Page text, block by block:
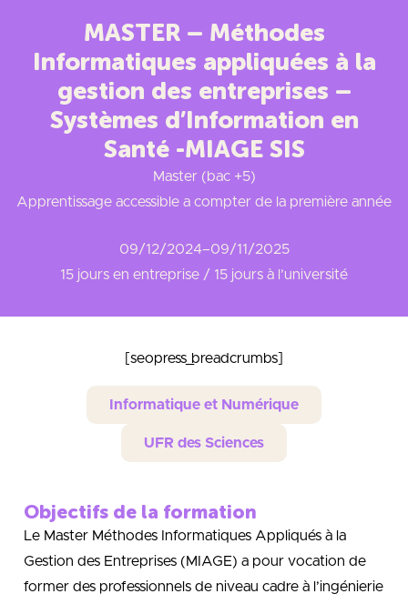
MASTER – Méthodes
Informatiques appliquées à la
gestion des entreprises –
Systèmes d’Information en
Santé -MIAGE SIS
Master (bac +5)
Apprentissage accessible a compter de la première année
09/12/2024–09/11/2025
15 jours en entreprise / 15 jours à l’université
[seopress_breadcrumbs]
Informatique et Numérique
UFR des Sciences
Objectifs de la formation
Le Master Méthodes Informatiques Appliqués à la
Gestion des Entreprises (MIAGE) a pour vocation de
former des professionnels de niveau cadre à l’ingénierie